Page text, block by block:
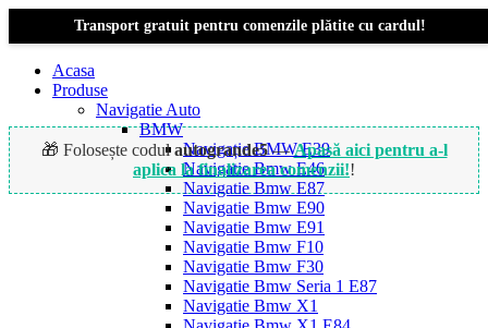
Transport gratuit pentru comenzile plătite cu cardul!
Acasa
Produse
Navigatie Auto
BMW
Navigație BMW E39
Navigatie Bmw E46
Navigatie Bmw E87
Navigatie Bmw E90
Navigatie Bmw E91
Navigatie Bmw F10
Navigatie Bmw F30
Navigatie Bmw Seria 1 E87
Navigatie Bmw X1
🎁 Folosește codulautogrande5—Apasă aici pentru a-l
aplica la finalizarea comenzii!!